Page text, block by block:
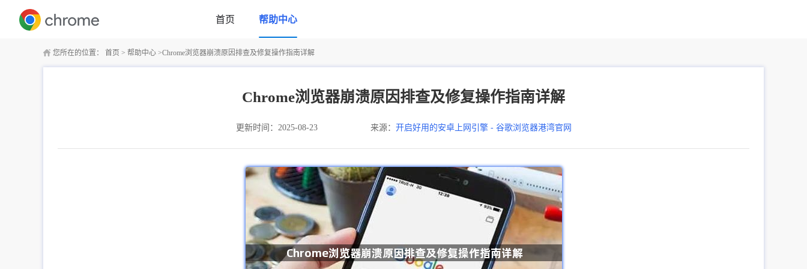
首页 帮助中心
您所在的位置： 首页 > 帮助中心 >Chrome浏览器崩溃原因排查及修复操作指南详解
Chrome浏览器崩溃原因排查及修复操作指南详解
更新时间：2025-08-23 来源： 开启好用的安卓上网引擎 - 谷歌浏览器港湾官网